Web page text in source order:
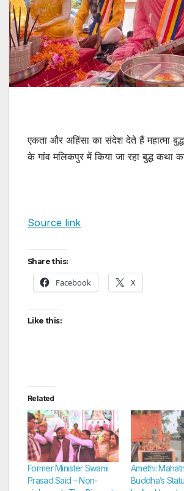
एकता और अहिंसा का संदेश देते हैं महात्मा
के गांव मलिकपुर में किया जा रहा बुद्ध कथा
Source link
Share this:
Facebook X
Like this:
Related
Former Minister Swami
Prasad Said – Non-
Amethi:
Buddha’s